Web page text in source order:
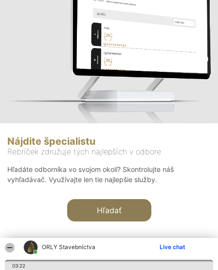
ORLY Stavebníctva Live chat
03:22
Nájdite špecialistu
Rebríček združuje tých najlepších v odbore
Hľadáte odborníka vo svojom okolí? Skontrolujte náš
vyhľadávač. Využívajte len tie najlepšie služby.
Hľadať